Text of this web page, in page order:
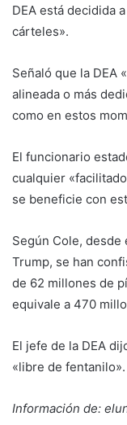
DEA está decidida
cárteles».
Señaló que la DEA
alineada o más
como en estos
El funcionario
cualquier
se beneficie con
Según Cole, desde
Trump, se han
de 62 millones de
equivale a 470
El jefe de la DEA
«libre de fentanilo».
Información de: